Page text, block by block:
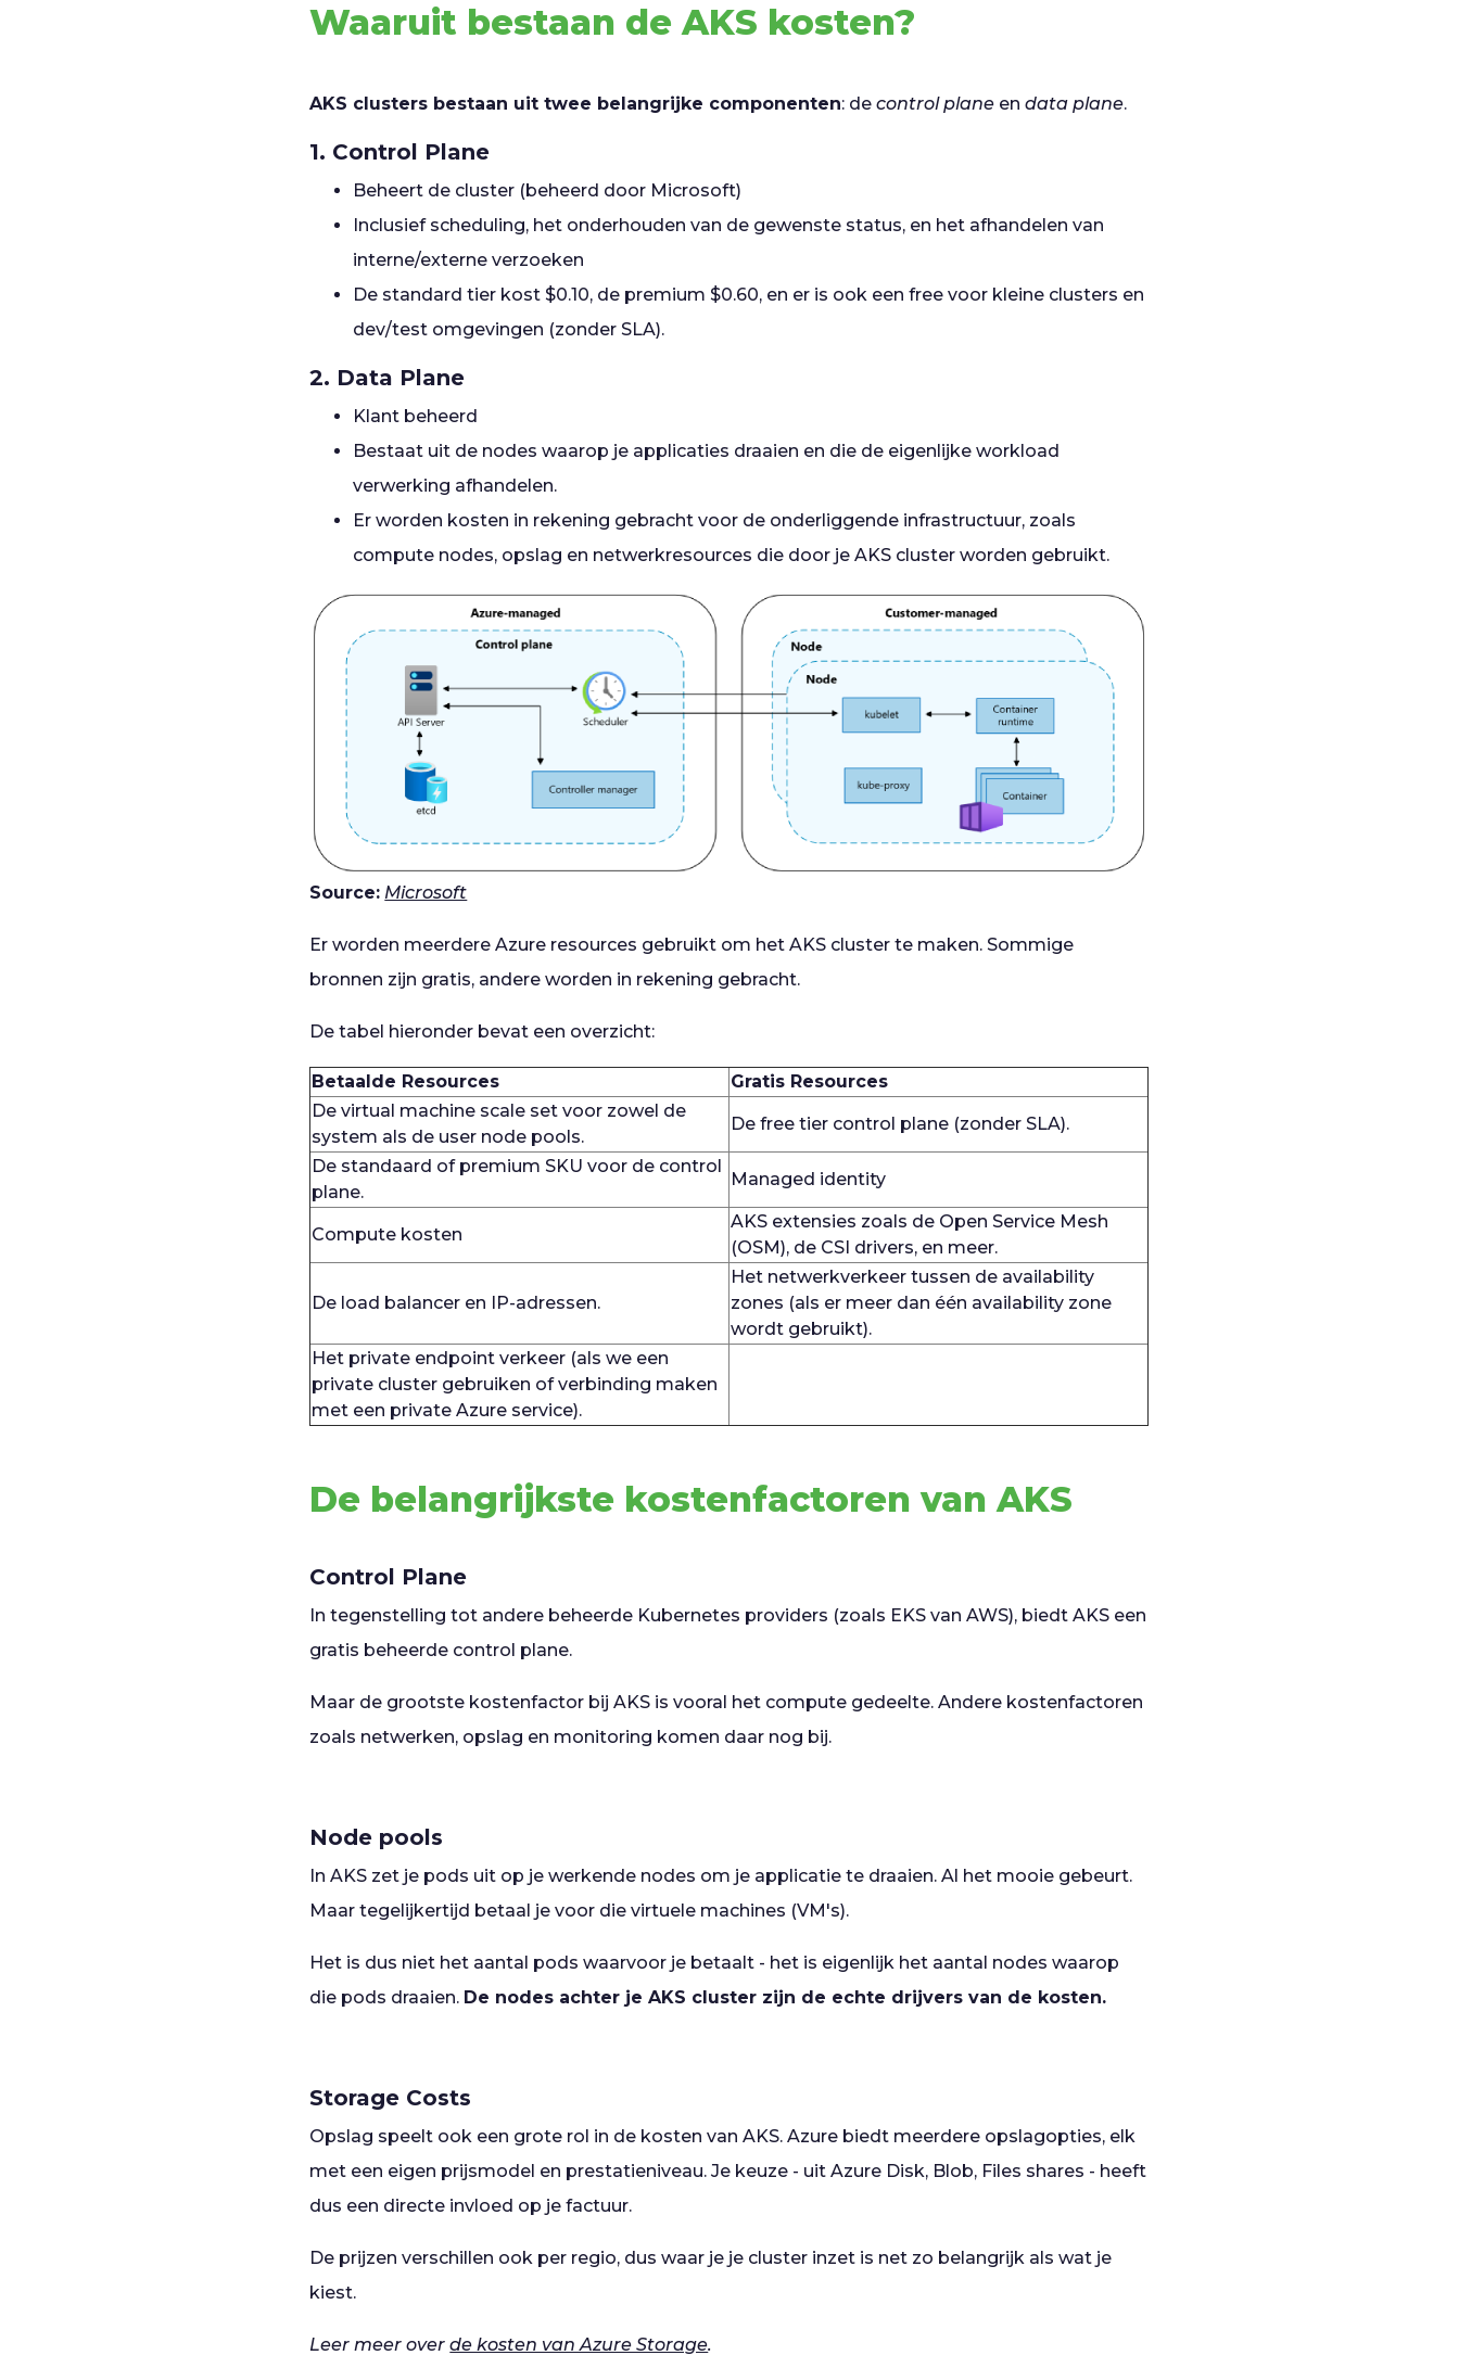
Waaruit bestaan de AKS kosten?
AKS clusters bestaan uit twee belangrijke componenten: decontrol plane endata plane.
1. Control Plane
Beheert de cluster (beheerd door Microsoft)
Inclusief scheduling, het onderhouden van de gewenste status, en het afhandelen van
interne/externe verzoeken
De standard tier kost $0.10, de premium $0.60, en er is ook een free voor kleine clusters en
dev/test omgevingen (zonder SLA).
2. Data Plane
Klant beheerd
Bestaat uit de nodes waarop je applicaties draaien en die de eigenlijke workload
verwerking afhandelen.
Er worden kosten in rekening gebracht voor de onderliggende infrastructuur, zoals
compute nodes, opslag en netwerkresources die door je AKS cluster worden gebruikt.
Source: Microsoft
Er worden meerdere Azure resources gebruikt om het AKS cluster te maken. Sommige
bronnen zijn gratis, andere worden in rekening gebracht.
De tabel hieronder bevat een overzicht:
Betaalde Resources
Gratis Resources
De virtual machine scale set voor zowel de
system als de user node pools.
De free tier control plane (zonder SLA).
De standaard of premium SKU voor de control
plane.
Managed identity
Compute kosten
AKS extensies zoals de Open Service Mesh
(OSM), de CSI drivers, en meer.
De load balancer en IP-adressen.
Het netwerkverkeer tussen de availability
zones (als er meer dan één availability zone
wordt gebruikt).
Het private endpoint verkeer (als we een
private cluster gebruiken of verbinding maken
met een private Azure service).
De belangrijkste kostenfactoren van AKS
Control Plane
In tegenstelling tot andere beheerde Kubernetes providers (zoals EKS van AWS), biedt AKS een
gratis beheerde control plane.
Maar de grootste kostenfactor bij AKS is vooral het compute gedeelte. Andere kostenfactoren
zoals netwerken, opslag en monitoring komen daar nog bij.
Node pools
In AKS zet je pods uit op je werkende nodes om je applicatie te draaien. Al het mooie gebeurt.
Maar tegelijkertijd betaal je voor die virtuele machines (VM's).
Het is dus niet het aantal pods waarvoor je betaalt - het is eigenlijk het aantal nodes waarop
die pods draaien. De nodes achter je AKS cluster zijn de echte drijvers van de kosten.
Storage Costs
Opslag speelt ook een grote rol in de kosten van AKS. Azure biedt meerdere opslagopties, elk
met een eigen prijsmodel en prestatieniveau. Je keuze - uit Azure Disk, Blob, Files shares - heeft
dus een directe invloed op je factuur.
De prijzen verschillen ook per regio, dus waar je je cluster inzet is net zo belangrijk als wat je
kiest.
Leer meer overde kosten van Azure Storage.